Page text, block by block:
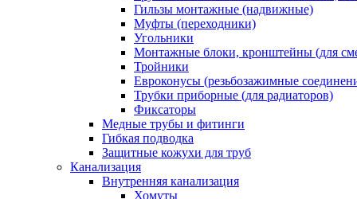
Гильзы монтажные (надвижные)
Муфты (переходники)
Угольники
Монтажные блоки, кронштейны (для
Тройники
Евроконусы (резьбозажимные
Трубки приборные (для радиаторов)
Фиксаторы
Медные трубы и фитинги
Гибкая подводка
Защитные кожухи для труб
Канализация
Внутренняя канализация
Хомуты